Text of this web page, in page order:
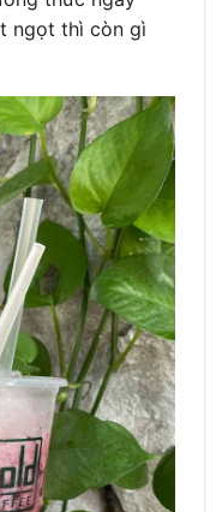
ngọt thì còn gì